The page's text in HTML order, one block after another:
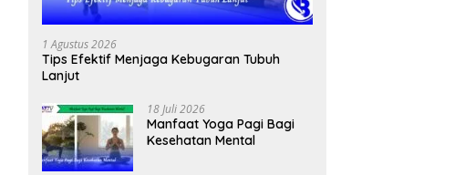
1 Agustus 2026
Tips Efektif Menjaga Kebugaran Tubuh
Lanjut
18 Juli 2026
Manfaat Yoga Pagi Bagi
Kesehatan Mental